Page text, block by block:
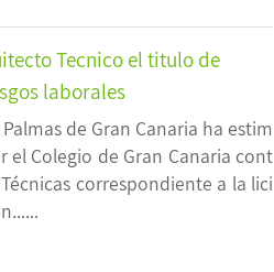
Tecnico el titulo de
laborales
de Gran Canaria ha estim
Colegio de Gran Canaria cont
correspondiente a la lici